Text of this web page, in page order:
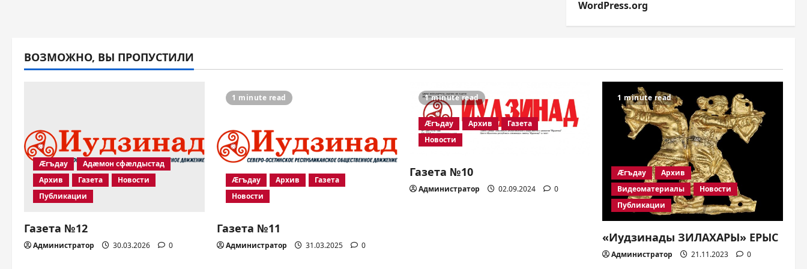
WordPress.org
ВОЗМОЖНО, ВЫ ПРОПУСТИЛИ
Æгъдау
Адæмон сфæлдыстад
Архив
Газета
Новости
Публикации
Газета №12
Администратор 30.03.2026 0
1 minute read
Æгъдау Архив
Газета
Новости
Газета №11
Администратор 31.03.2025 0
1 minute read
Æгъдау Архив
Газета
Новости
Газета №10
Администратор 02.09.2024 0
1 minute read
Æгъдау
Архив
Видеоматериалы
Новости
Публикации
«Иудзинады ЗИЛАХАРЫ» ЕРЫС
Администратор 21.11.2023 0